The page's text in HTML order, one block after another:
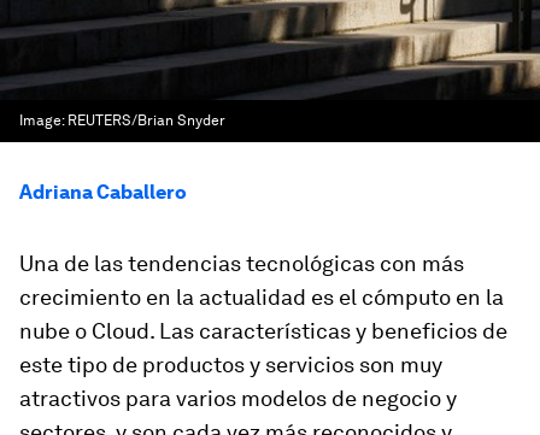
Image: REUTERS/Brian Snyder
Adriana Caballero
Una de las tendencias tecnológicas con más
crecimiento en la actualidad es el cómputo en la
nube o Cloud. Las características y beneficios de
este tipo de productos y servicios son muy
atractivos para varios modelos de negocio y